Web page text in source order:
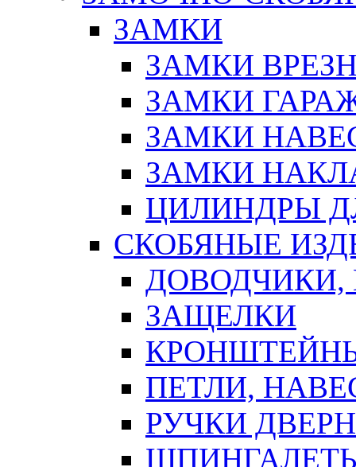
ЗАМКИ
ЗАМКИ
ЗАМКИ
ЗАМКИ
ЗАМКИ
ЦИЛИНДРЫ
СКОБЯНЫЕ
ЗАЩЕЛКИ
ПЕТЛИ,
РУЧКИ